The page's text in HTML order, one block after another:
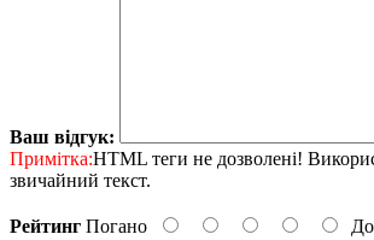
Ваш відгук:
Примітка:HTML теги не дозволені!
звичайний текст.
Рейтинг Погано